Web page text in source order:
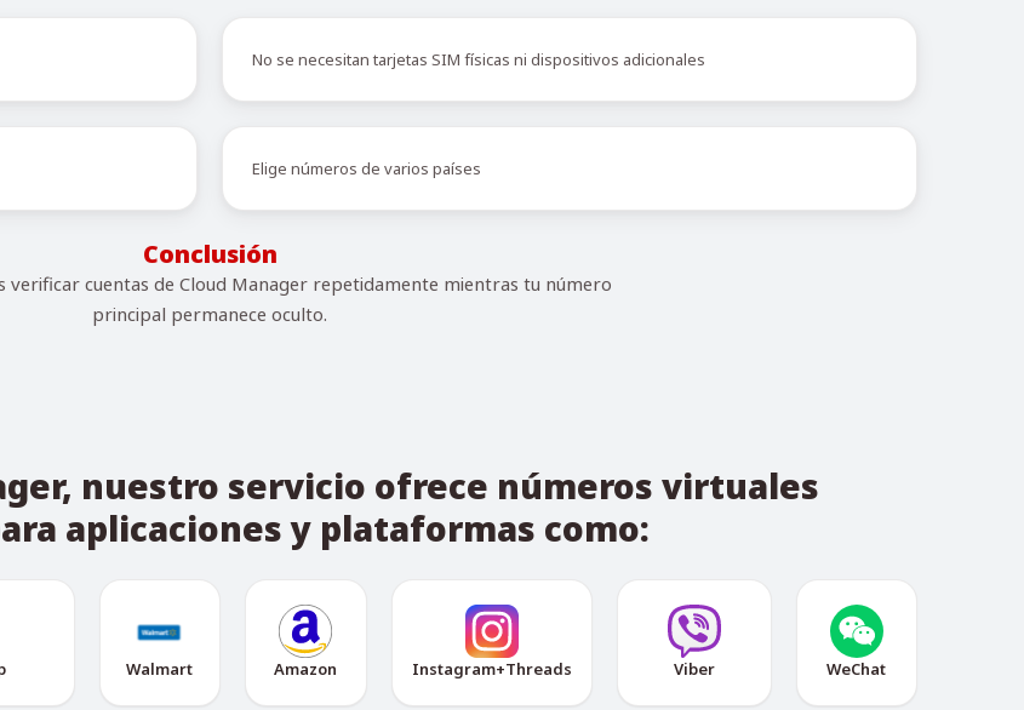
No se necesitan tarjetas SIM físicas ni dispositivos adicionales
Elige números de varios países
Conclusión
verificar cuentas de Cloud Manager repetidamente mientras tu número
principal permanece oculto.
nuestro servicio ofrece números virtuales
aplicaciones y plataformas como:
Walmart Amazon Instagram+Threads Viber WeChat